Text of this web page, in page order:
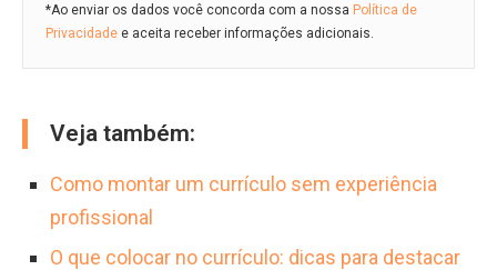
*Ao enviar os dados você concorda com a nossa Política de
Privacidade e aceita receber informações adicionais.
Veja também:
Como montar um currículo sem experiência
profissional
O que colocar no currículo: dicas para destacar